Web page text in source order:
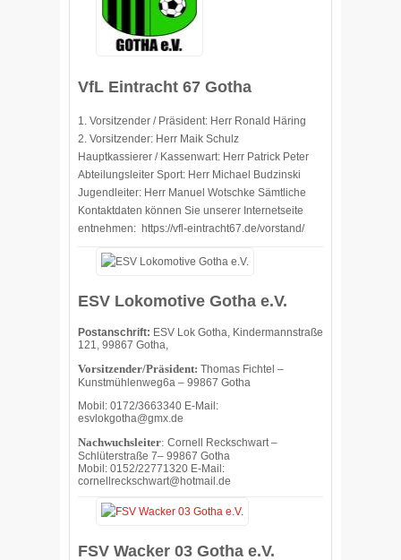
VfL Eintracht 67 Gotha
1. Vorsitzender / Präsident: Herr Ronald Häring
2. Vorsitzender: Herr Maik Schulz
Hauptkassierer / Kassenwart: Herr Patrick Peter
Abteilungsleiter Sport: Herr Michael Budzinski
Jugendleiter: Herr Manuel Wotschke Sämtliche
Kontaktdaten können Sie unserer Internetseite
entnehmen: https://vfl-eintracht67.de/vorstand/
ESV Lokomotive Gotha e.V.
Postanschrift: ESV Lok Gotha, Kindermannstraße
121, 99867 Gotha,
Vorsitzender/Präsident: Thomas Fichtel –
Kunstmühlenweg6a – 99867 Gotha
Mobil: 0172/3663340 E-Mail:
esvlokgotha@gmx.de
Nachwuchsleiter: Cornell Reckschwart –
Schlüterstraße 7– 99867 Gotha
Mobil: 0152/22771320 E-Mail:
cornellreckschwart@hotmail.de
FSV Wacker 03 Gotha e.V.